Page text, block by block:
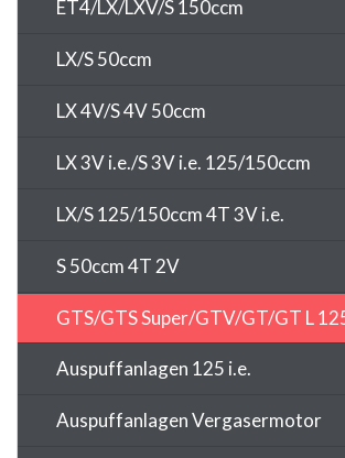
ET4/LX/LXV/S 150ccm
LX/S 50ccm
LX 4V/S 4V 50ccm
LX 3V i.e./S 3V i.e. 125/150ccm
LX/S 125/150ccm 4T 3V i.e.
S 50ccm 4T 2V
GTS/GTS Super/GTV/GT/GT L
Auspuffanlagen 125 i.e.
Auspuffanlagen Vergasermotor